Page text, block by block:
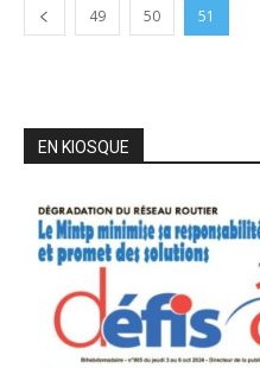
49 50 51
EN KIOSQUE